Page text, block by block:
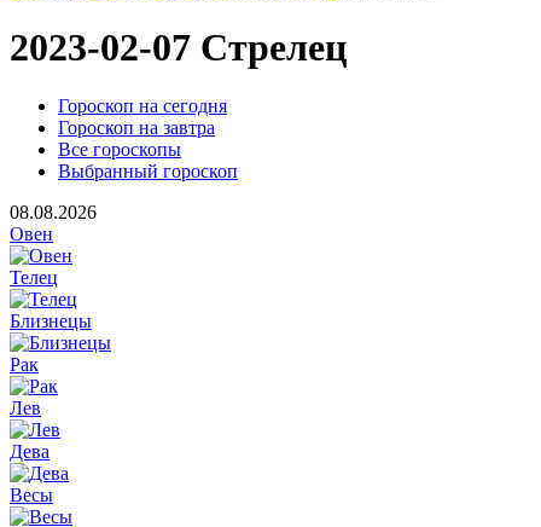
2023-02-07 Стрелец
Гороскоп на сегодня
Гороскоп на завтра
Все гороскопы
Выбранный гороскоп
08.08.2026
Овен
Телец
Близнецы
Рак
Лев
Дева
Весы